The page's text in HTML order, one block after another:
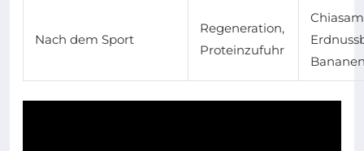
Nach dem Sport
Regeneration,
Proteinzufuhr